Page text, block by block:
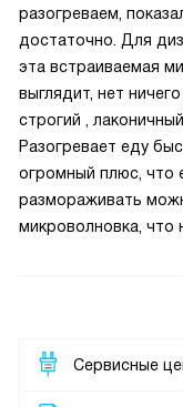
разогреваем,
достаточно. Для
эта встраиваемая
выглядит, нет
строгий ,
Разогревает еду
огромный плюс, что
размораживать
микроволновка, что
Сервисные